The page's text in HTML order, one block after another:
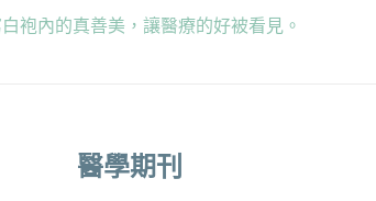
袍內的真善美，讓醫療的好被看見。
醫學期刊